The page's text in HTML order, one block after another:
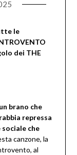
le
dei THE
brano che
repressa
che
canzone, la
al